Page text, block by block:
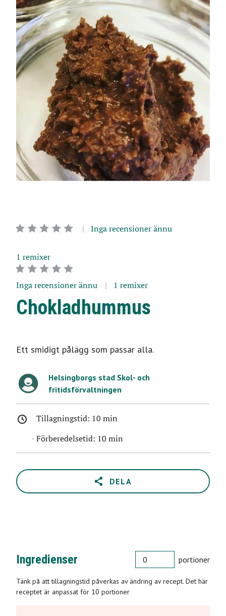
Inga recensioner ännu
1 remixer
Inga recensioner ännu 1 remixer
Chokladhummus
Ett smidigt pålägg som passar alla.
Helsingborgs stad Skol- och
fritidsförvaltningen
Tillagningstid: 10 min
Förberedelsetid: 10 min
DELA
Ingredienser
PORTIONER
portioner
Tänk på att tillagningstid påverkas av ändring av recept. Det här
receptet är anpassat för 10 portioner